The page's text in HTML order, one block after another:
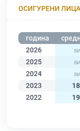
ОСИГУРЕНИ
година
2026
2025
2024
2023
2022